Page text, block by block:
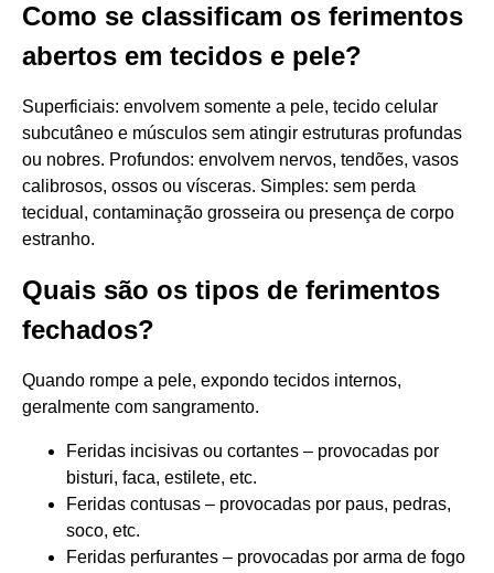
Como se classificam os ferimentos
abertos em tecidos e pele?
Superficiais: envolvem somente a pele, tecido celular
subcutâneo e músculos sem atingir estruturas profundas
ou nobres. Profundos: envolvem nervos, tendões, vasos
calibrosos, ossos ou vísceras. Simples: sem perda
tecidual, contaminação grosseira ou presença de corpo
estranho.
Quais são os tipos de ferimentos
fechados?
Quando rompe a pele, expondo tecidos internos,
geralmente com sangramento.
Feridas incisivas ou cortantes – provocadas por
bisturi, faca, estilete, etc.
Feridas contusas – provocadas por paus, pedras,
soco, etc.
Feridas perfurantes – provocadas por arma de fogo